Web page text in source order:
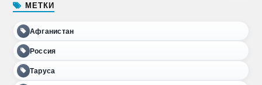
МЕТКИ
Афганистан
Россия
Таруса